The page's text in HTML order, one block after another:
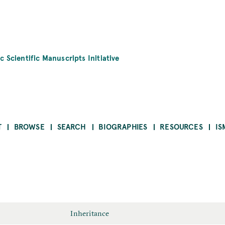
Scientific Manuscripts Initiative
BROWSE SEARCH BIOGRAPHIES RESOURCES
Inheritance